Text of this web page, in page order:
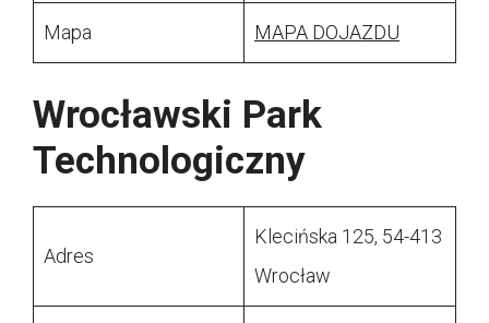
Mapa MAPA DOJAZDU
Wrocławski Park
Technologiczny
Adres
Klecińska 125, 54-413
Wrocław